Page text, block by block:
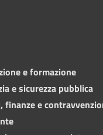
e formazione
e sicurezza pubblica
finanze e